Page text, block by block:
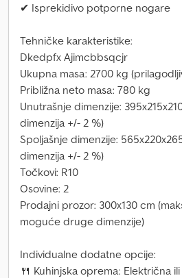
✔ Isprekidivo potporne nogare
Tehničke karakteristike:
Dkedpfx Ajimcbbsqcjr
Ukupna masa: 2700 kg
Približna neto masa: 780 kg
Unutrašnje dimenzije:
dimenzija +/- 2 %)
Spoljašnje dimenzije:
dimenzija +/- 2 %)
Točkovi: R10
Osovine: 2
Prodajni prozor: 300x130 cm
moguće druge dimenzije)
Individualne dodatne opcije:
🍴 Kuhinjska oprema: Električna